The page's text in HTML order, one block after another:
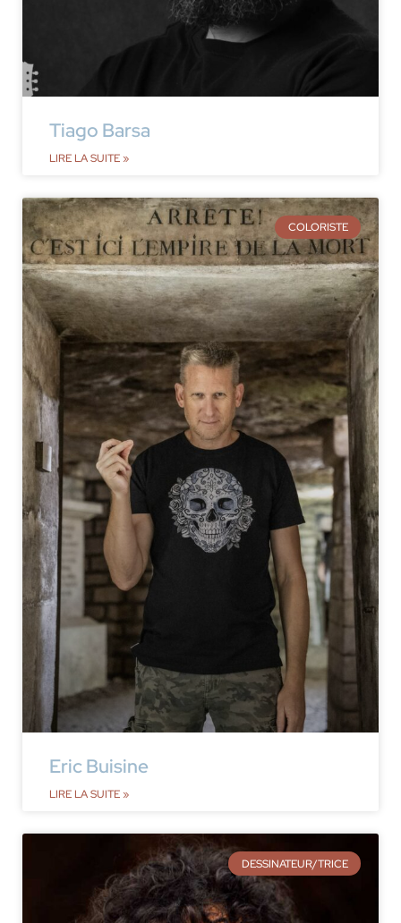
Tiago Barsa
LIRE LA SUITE »
COLORISTE
Eric Buisine
LIRE LA SUITE »
DESSINATEUR/TRICE